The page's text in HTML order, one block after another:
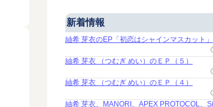
On 2011-05-11
新着情報
紬希 芽衣のEP「初恋はシャインマスカット
紬希 芽衣 （つむぎ めい）のＥＰ（５）
紬希 芽衣 （つむぎ めい）のＥＰ（４）
紬希 芽衣、MANORI、APEX PROTOCOL、